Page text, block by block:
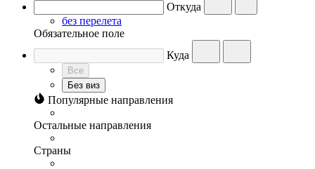
Откуда
без перелета
Обязательное поле
Куда
Все
Без виз
Популярные направления
Остальные направления
Страны